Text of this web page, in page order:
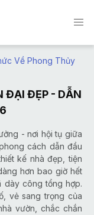
Về Phong Thủy
ĐẠI ĐẸP - DẪN
- nơi hội tụ giữa
cách dẫn đầu
kế nhà đẹp, tiện
hơn bao giờ hết
dày công tổng hợp.
vẻ sang trọng của
vườn, chắc chắn